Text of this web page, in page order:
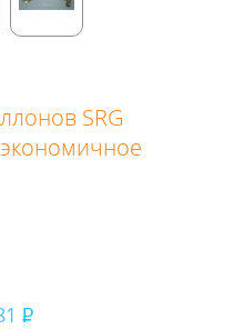
SRG